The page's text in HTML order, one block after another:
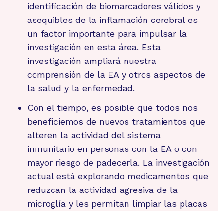
identificación de biomarcadores válidos y
asequibles de la inflamación cerebral es
un factor importante para impulsar la
investigación en esta área. Esta
investigación ampliará nuestra
comprensión de la EA y otros aspectos de
la salud y la enfermedad.
Con el tiempo, es posible que todos nos
beneficiemos de nuevos tratamientos que
alteren la actividad del sistema
inmunitario en personas con la EA o con
mayor riesgo de padecerla. La investigación
actual está explorando medicamentos que
reduzcan la actividad agresiva de la
microglía y les permitan limpiar las placas